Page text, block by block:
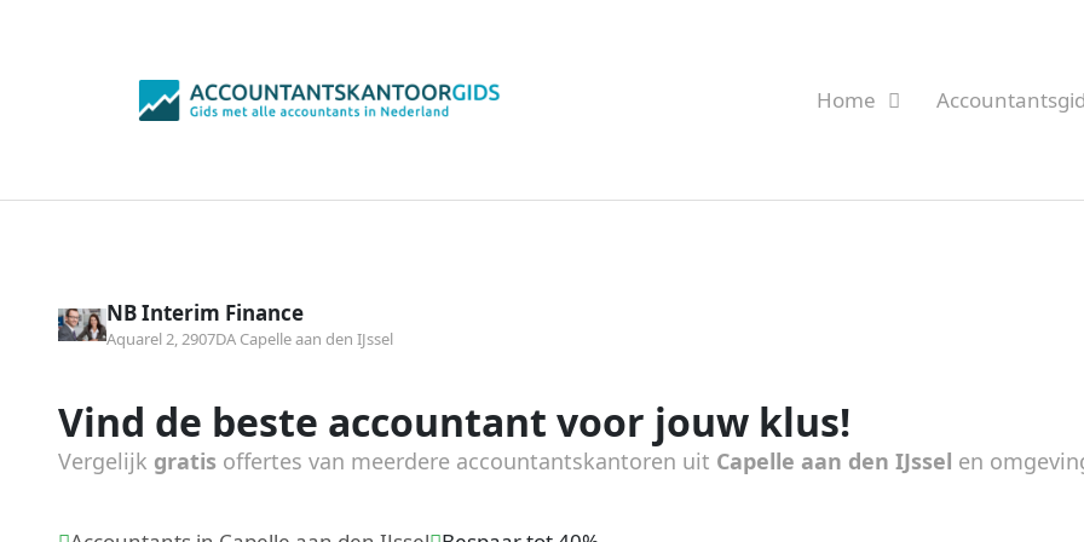
Home
NB Interim Finance
Aquarel 2, 2907DA Capelle aan den IJssel
Vind de beste accountant voor jouw klus!
Vergelijk gratis offertes van meerdere accountantskantoren uit Capelle aan den IJssel en